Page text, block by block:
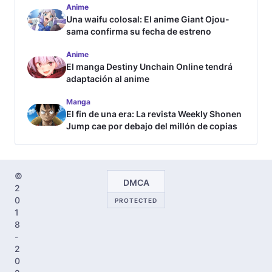
Anime
Una waifu colosal: El anime Giant Ojou-
sama confirma su fecha de estreno
Anime
El manga Destiny Unchain Online tendrá
adaptación al anime
Manga
El fin de una era: La revista Weekly Shonen
Jump cae por debajo del millón de copias
©
2
0
1
8
-
2
0
DMCA
PROTECTED